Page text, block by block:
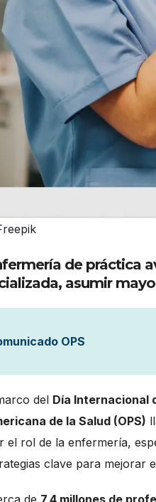
de práctica
asumir
OPS
del Día Internacional
de la Salud (OPS)
el rol de la enfermería,
clave para mejorar